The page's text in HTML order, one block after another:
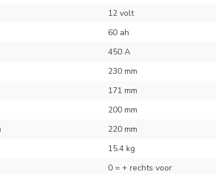
12 volt
60 ah
450 A
230 mm
171 mm
200 mm
220 mm
15.4 kg
0 = + rechts voor